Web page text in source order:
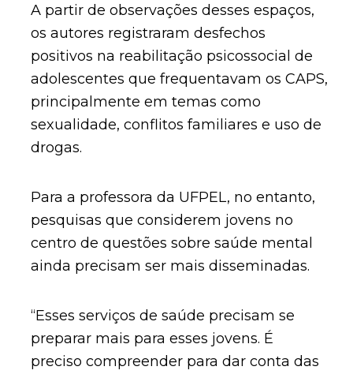
A partir de observações desses espaços,
os autores registraram desfechos
positivos na reabilitação psicossocial de
adolescentes que frequentavam os CAPS,
principalmente em temas como
sexualidade, conflitos familiares e uso de
drogas.
Para a professora da UFPEL, no entanto,
pesquisas que considerem jovens no
centro de questões sobre saúde mental
ainda precisam ser mais disseminadas.
“Esses serviços de saúde precisam se
preparar mais para esses jovens. É
preciso compreender para dar conta das